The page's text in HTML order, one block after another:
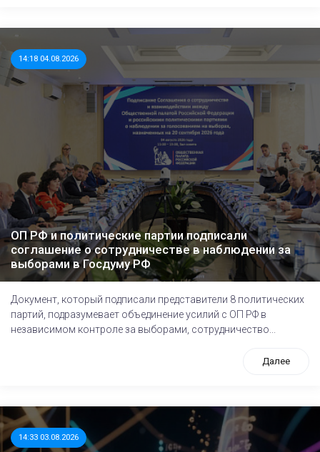
14:18 04.08.2026
ОП РФ и политические партии подписали
соглашение о сотрудничестве в наблюдении за
выборами в Госдуму РФ
Документ, который подписали представители 8 политических
партий, подразумевает объединение усилий с ОП РФ в
независимом контроле за выборами, сотрудничество...
Далее
14:33 03.08.2026